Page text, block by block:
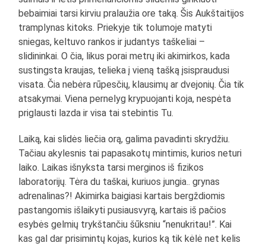
bebaimiai tarsi kirviu pralaužia ore taką. Šis Aukštaitijos
tramplynas kitoks. Priekyje tik tolumoje matyti
sniegas, keltuvo rankos ir judantys taškeliai –
slidininkai. O čia, likus porai metrų iki akimirkos, kada
sustingsta kraujas, telieka į vieną tašką įsispraudusi
visata. Čia nebėra rūpesčių, klausimų ar dvejonių. Čia tik
atsakymai. Viena pernelyg krypuojanti koja, nespėta
priglausti lazda ir visa tai stebintis Tu.
Laiką, kai slidės liečia orą, galima pavadinti skrydžiu.
Tačiau akylesnis tai papasakotų mintimis, kurios neturi
laiko. Laikas išnyksta tarsi merginos iš fizikos
laboratorijų. Tėra du taškai, kuriuos jungia.. grynas
adrenalinas?! Akimirka baigiasi kartais bergždiomis
pastangomis išlaikyti pusiausvyrą, kartais iš pačios
esybės gelmių trykštančiu šūksniu “nenukritau!”. Kai
kas gal dar prisimintų kojas, kurios ką tik kėlė net kelis